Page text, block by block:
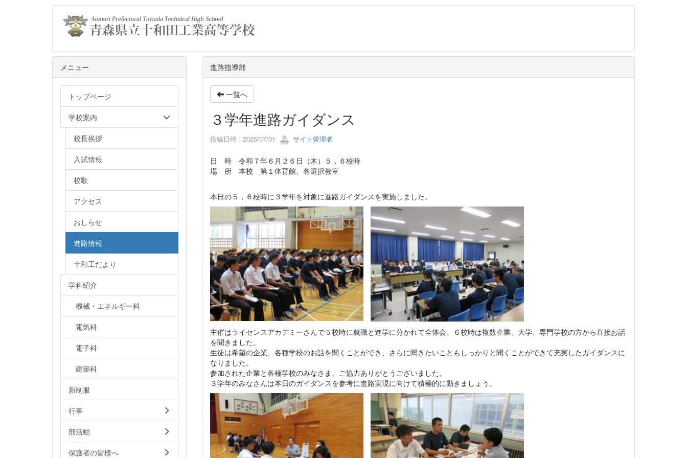
進路指導部
一覧へ
３学年進路ガイダンス
投稿日時 : 2025/07/01 サイト管理者
日 時 令和７年６月２６日（木）５，６校時
場 所 本校 第１体育館、各選択教室
本日の５，６校時に３学年を対象に進路ガイダンスを実施しました。
主催はライセンスアカデミーさんで５校時に就職と進学に分かれて全体会、６校時は複数企業、大学、専門学校の方から直接お話
を聞きました。
生徒は希望の企業、各種学校のお話を聞くことができ、さらに聞きたいこともしっかりと聞くことができて充実したガイダンスに
なりました。
参加された企業と各種学校のみなさま、ご協力ありがとうございました。
３学年のみなさんは本日のガイダンスを参考に進路実現に向けて積極的に動きましょう。
メニュー
トップページ
学校案内
校長挨拶
入試情報
校歌
アクセス
おしらせ
進路情報
十和工だより
学科紹介
機械・エネルギー科
電気科
電子科
建築科
新制服
行事
部活動
保護者の皆様へ